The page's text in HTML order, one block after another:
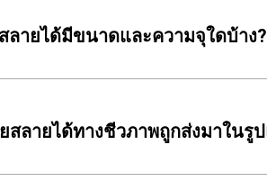
ลายได้มีขนาดและความจุใดบ้าง?
สลายได้ทางชีวภาพถูกส่งมาในรู